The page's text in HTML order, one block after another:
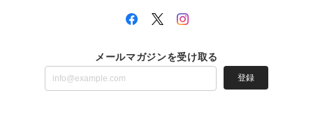
メールマガジンを受け取る
登録